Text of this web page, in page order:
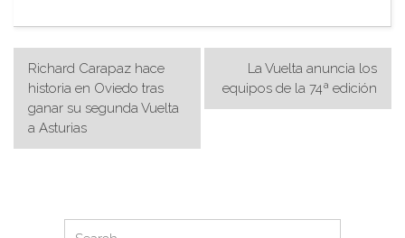
Navegación
de
entradas
Richard Carapaz hace
historia en Oviedo tras
ganar su segunda Vuelta
a Asturias
La Vuelta anuncia los
equipos de la 74ª edición
Search